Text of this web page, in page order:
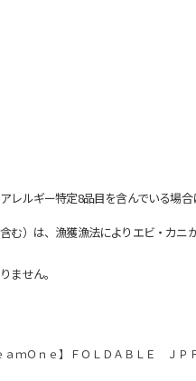
ルギー特定8品目を含んでいる場合
）は、漁獲漁法によりエビ・カ
ません。
ａｍＯｎｅ】ＦＯＬＤＡＢＬＥ ＪＰ